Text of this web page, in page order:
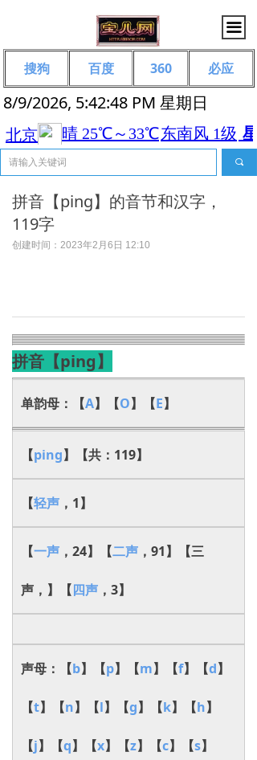
끀
8/9/2026, 5:42:49 PM 星期日
끠
搜狗 百度 360 必应
拼音【ping】的音节和汉字，
119字
创建时间： 2023年2月6日 12:10
拼音【ping】
单韵母：【A】【O】【E】
【ping】【共：119】
【轻声 ，1】
【一声 ，24】【二声 ，91】【三
声，】【四声 ，3】
声母：【b】【p】【m】【f】【d】
【t】【n】【l】【g】【k】【h】
【j】【q】【x】【z】【c】【s】